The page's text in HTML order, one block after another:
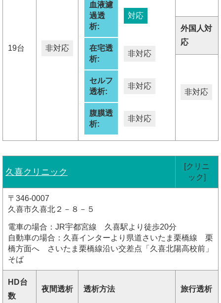
19台 非対応
血液濾
過透
析:
対応
在宅透
析:
非対応
セルフ
透析:
非対応
腹膜透
析:
非対応
外国人対
応
非対応
久喜クリニック
[クリニ
ック]
〒346-0007
久喜市久喜北２－８－５
電車の場合：JR宇都宮線 久喜駅より徒歩20分
自動車の場合：久喜インターより県道さいたま栗橋線 栗
橋方面へ さいたま栗橋線沿い交差点「久喜北陽高校前」
そば
HD台
数
夜間透析 透析方法 旅行透析